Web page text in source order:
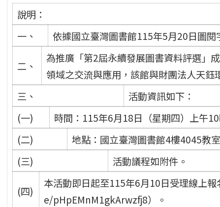
說明：
一、
依據國立臺灣圖書館115年5月20日圖
二、
為推廣「第2屆永續發展圖書資料評選」
領域之交流與應用，該館與財團法人天鈺
三、
活動資訊如下：
(一)
時間：115年6月18日（星期四）上午
(二)
地點：國立臺灣圖書館4樓4045教
(三)
活動議程如附件。
(四)
本活動即日起至115年6月10日受理線上
e/pHpEMnM1gkArwzfj8）。